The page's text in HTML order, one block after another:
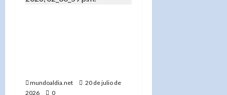
mundoaldia.net
20 de julio de
2026
0